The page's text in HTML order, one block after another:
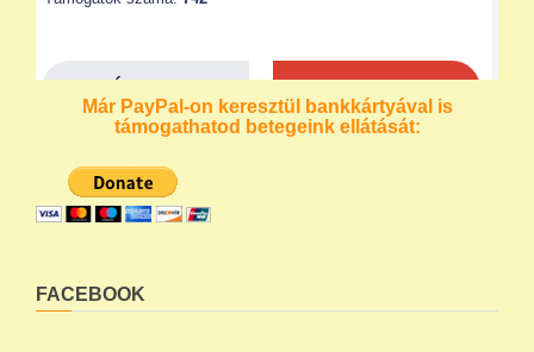
Már PayPal-on keresztül bankkártyával is
támogathatod betegeink ellátását:
FACEBOOK